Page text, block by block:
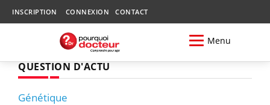
INSCRIPTION CONNEXION CONTACT
Menu
QUESTION D'ACTU
Génétique